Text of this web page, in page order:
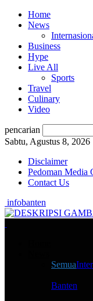
Home
News
Business
Hype
Live All
Sports
Travel
Culinary
Video
pencarian
Sabtu, Agustus 8, 2026
Disclaimer
Pedoman Media
Contact Us
infobanten
Semua
Banten